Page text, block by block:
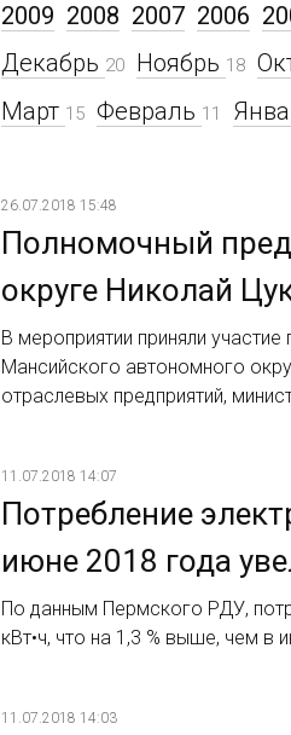
Декабрь 20 Ноябрь 18
Март 15 Февраль 11
2009 2008 2007 2006
26.07.2018 15:48
Полномочный
округе Николай
В мероприятии приняли
Мансийского автономного
отраслевых предприятий,
11.07.2018 14:07
Потребление
июне 2018 года
По данным Пермского РДУ,
кВт•ч, что на 1,3 % выше, чем в
11.07.2018 14:03